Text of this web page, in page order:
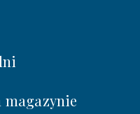
magazynie